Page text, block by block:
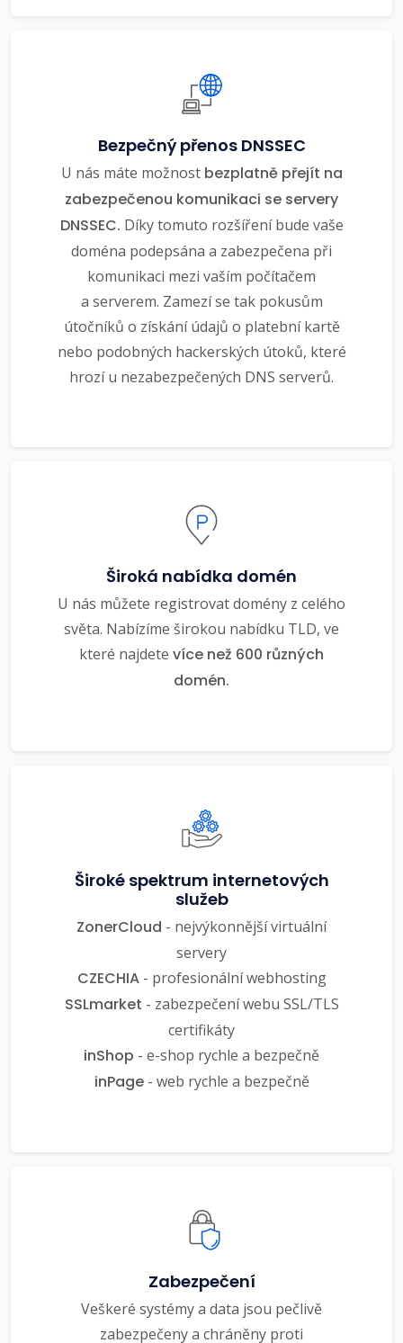
Bezpečný přenos DNSSEC
U nás máte možnost bezplatně přejít na
zabezpečenou komunikaci se servery
DNSSEC. Díky tomuto rozšíření bude vaše
doména podepsána a zabezpečena při
komunikaci mezi vaším počítačem
a serverem. Zamezí se tak pokusům
útočníků o získání údajů o platební kartě
nebo podobných hackerských útoků, které
hrozí u nezabezpečených DNS serverů.
Široká nabídka domén
U nás můžete registrovat domény z celého
světa. Nabízíme širokou nabídku TLD, ve
které najdete více než 600 různých
domén.
Široké spektrum internetových
služeb
ZonerCloud - nejvýkonnější virtuální
servery
CZECHIA- profesionální webhosting
SSLmarket - zabezpečení webu SSL/TLS
certifikáty
inShop - e-shop rychle a bezpečně
inPage- web rychle a bezpečně
Zabezpečení
Veškeré systémy a data jsou pečlivě
zabezpečeny a chráněny proti